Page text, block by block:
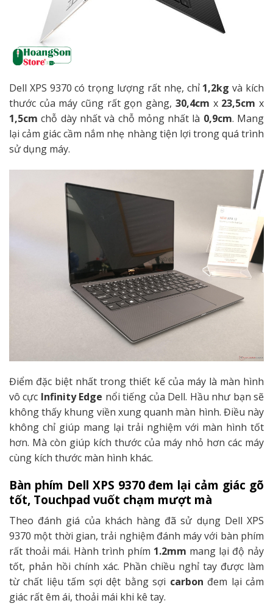
Dell XPS 9370 có trọng lượng rất nhẹ, chỉ 1,2kg và kích
thước của máy cũng rất gọn gàng, 30,4cm x 23,5cm x
1,5cm chỗ dày nhất và chỗ mỏng nhất là 0,9cm. Mang
lại cảm giác cầm nắm nhẹ nhàng tiện lợi trong quá trình
sử dụng máy.
Điểm đặc biệt nhất trong thiết kế của máy là màn hình
vô cực Infinity Edge nổi tiếng của Dell. Hầu như bạn sẽ
không thấy khung viền xung quanh màn hình. Điều này
không chỉ giúp mang lại trải nghiệm với màn hình tốt
hơn. Mà còn giúp kích thước của máy nhỏ hơn các máy
cùng kích thước màn hình khác.
Bàn phím Dell XPS 9370 đem lại cảm giác gõ
tốt, Touchpad vuốt chạm mượt mà
Theo đánh giá của khách hàng đã sử dụng Dell XPS
9370 một thời gian, trải nghiệm đánh máy với bàn phím
rất thoải mái. Hành trình phím 1.2mm mang lại độ nảy
tốt, phản hồi chính xác. Phần chiều nghỉ tay được làm
từ chất liệu tấm sợi dệt bằng sợi carbon đem lại cảm
giác rất êm ái, thoải mái khi kê tay.